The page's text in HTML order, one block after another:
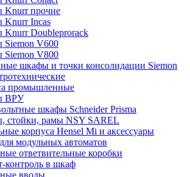
прочие
Incas
Doubleprorack
V600
V800
шкафы и точки консолидации Siemon
промышленные
ВРУ
шкафы Schneider Prisma
стойки, рамы NSY SAREL
корпуса Hensel Mi и аксессуары
модульных автоматов
ответвительные коробки
контроль в шкаф
вводы